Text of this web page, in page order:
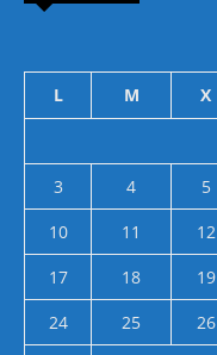
L M X
3
4 5
10
11 12
17
18 19
24
25 26